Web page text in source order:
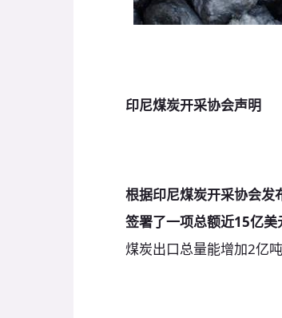
印尼煤炭开采协会声明
根据印尼煤炭开采协会发
签署了一项总额近15亿美
煤炭出口总量能增加2亿吨